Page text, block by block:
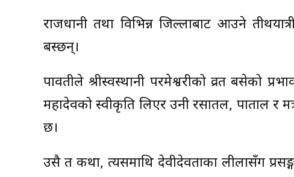
राजधानी तथा विभिन्न जिल्लाबाट आउने
बस्छन्।
पार्वतीले श्रीस्वस्थानी परमेश्वरीको व्रत बसेको
महादेवको स्वीकृति लिएर उनी रसातल, पाताल र
छ।
उसै त कथा, त्यसमाथि देवीदेवताका लीलासँग